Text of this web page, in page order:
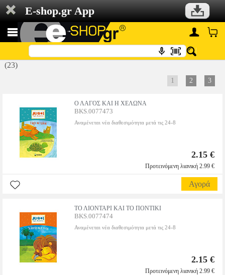
E-shop.gr App
(23)
1 2 3
Ο ΛΑΓΟΣ ΚΑΙ Η ΧΕΛΩΝΑ
BKS.0077473
Αναμένεται νέα διαθεσιμότητα μετά τις 24-8
2.15 €
Προτεινόμενη λιανική 2.99 €
Αγορά
ΤΟ ΛΙΟΝΤΑΡΙ ΚΑΙ ΤΟ ΠΟΝΤΙΚΙ
BKS.0077474
Αναμένεται νέα διαθεσιμότητα μετά τις 24-8
2.15 €
Προτεινόμενη λιανική 2.99 €